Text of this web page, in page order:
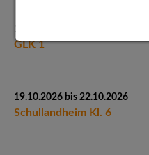
16.10.2026 - 14:00 Uhr
GLK 1
19.10.2026 bis 22.10.2026
Schullandheim Kl. 6